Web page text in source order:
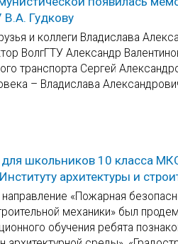
В.А. Гудкову
и коллеги Владислава
ВолгГТУ Александр
транспорта Сергей
– Владислава
школьников 10 класса
архитектуры и
«Пожарная
механики» был
обучения ребята